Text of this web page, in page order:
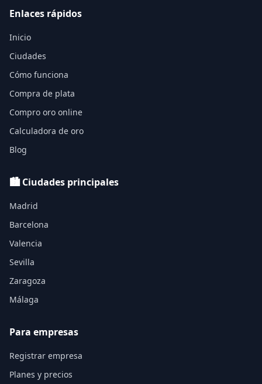
Enlaces rápidos
Inicio
Ciudades
Cómo funciona
Compra de plata
Compro oro online
Calculadora de oro
Blog
🏙️ Ciudades principales
Madrid
Barcelona
Valencia
Sevilla
Zaragoza
Málaga
Para empresas
Registrar empresa
Planes y precios